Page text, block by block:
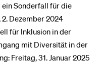
Sonderfall für die
Dezember 2024
für Inklusion in der
mit Diversität in der
Freitag, 31. Januar 2025